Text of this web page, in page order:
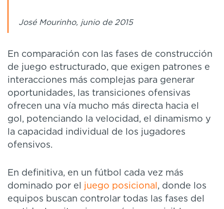
José Mourinho, junio de 2015
En comparación con las fases de construcción
de juego estructurado, que exigen patrones e
interacciones más complejas para generar
oportunidades, las transiciones ofensivas
ofrecen una vía mucho más directa hacia el
gol, potenciando la velocidad, el dinamismo y
la capacidad individual de los jugadores
ofensivos.
En definitiva, en un fútbol cada vez más
dominado por el juego posicional , donde los
equipos buscan controlar todas las fases del